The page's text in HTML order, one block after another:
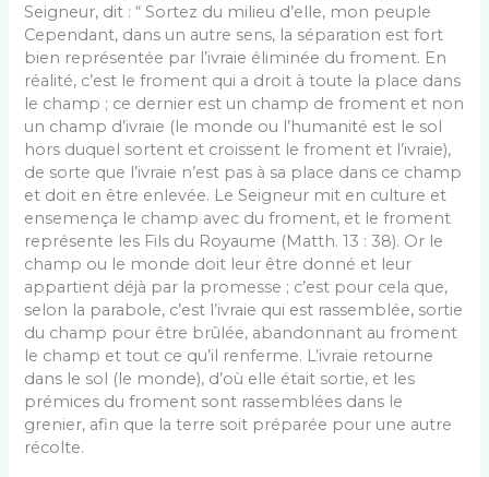
Seigneur, dit : “ Sortez du milieu d’elle, mon peuple
Cependant, dans un autre sens, la séparation est fort
bien représentée par l’ivraie éliminée du froment. En
réalité, c’est le froment qui a droit à toute la place dans
le champ ; ce dernier est un champ de froment et non
un champ d’ivraie (le monde ou l’humanité est le sol
hors duquel sortent et croissent le froment et l’ivraie),
de sorte que l’ivraie n’est pas à sa place dans ce champ
et doit en être enlevée. Le Seigneur mit en culture et
ensemença le champ avec du froment, et le froment
représente les Fils du Royaume (Matth. 13 : 38). Or le
champ ou le monde doit leur être donné et leur
appartient déjà par la promesse ; c’est pour cela que,
selon la parabole, c’est l’ivraie qui est rassemblée, sortie
du champ pour être brûlée, abandonnant au froment
le champ et tout ce qu’il renferme. L’ivraie retourne
dans le sol (le monde), d’où elle était sortie, et les
prémices du froment sont rassemblées dans le
grenier, afin que la terre soit préparée pour une autre
récolte.